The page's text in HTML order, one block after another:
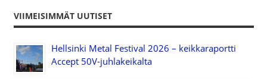
VIIMEISIMMÄT UUTISET
Hellsinki Metal Festival 2026 – keikkaraportti
Accept 50V-juhlakeikalta